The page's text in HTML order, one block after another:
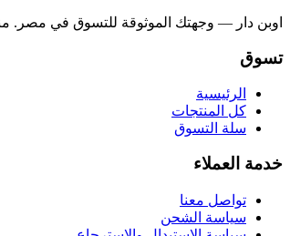
اوبن دار — وجهتك الموثوقة للتسوق في مصر.
تسوق
الرئيسية
كل المنتجات
سلة التسوق
خدمة العملاء
تواصل معنا
سياسة الشحن